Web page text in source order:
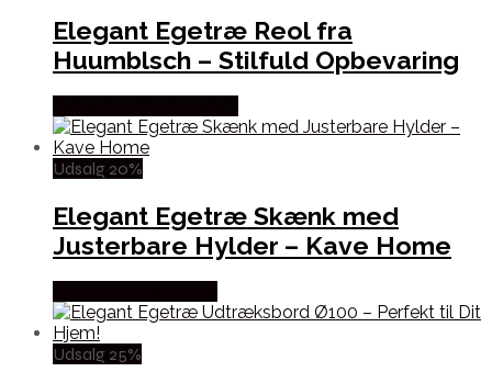
Elegant Egetræ Reol fra
Huumblsch – Stilfuld Opbevaring
Udsalg 20%
Elegant Egetræ Skænk med
Justerbare Hylder – Kave Home
Udsalg 25%